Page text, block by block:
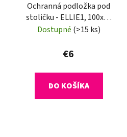
Ochranná podložka pod
stoličku - ELLIE1, 100x70
cm, 0,5 mm
Dostupné (>15 ks)
€6
DO KOŠÍKA